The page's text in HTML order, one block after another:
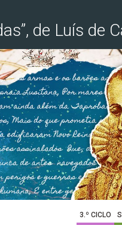
de Luís de
3.º CICLO